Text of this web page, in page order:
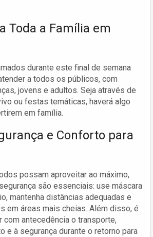
Toda a Família em
durante este final de semana
a todos os públicos, com
jovens e adultos. Seja através de
ou festas temáticas, haverá algo
em família.
e Conforto para
possam aproveitar ao máximo,
são essenciais: use máscara
mantenha distâncias adequadas e
em áreas mais cheias. Além disso, é
com antecedência o transporte,
e à segurança durante o retorno para